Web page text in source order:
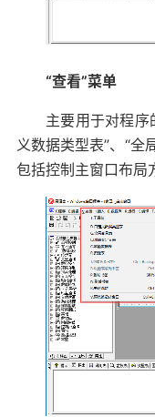
“查看”菜单
主要用于对程序
义数据类型表”、“全
包括控制主窗口布局